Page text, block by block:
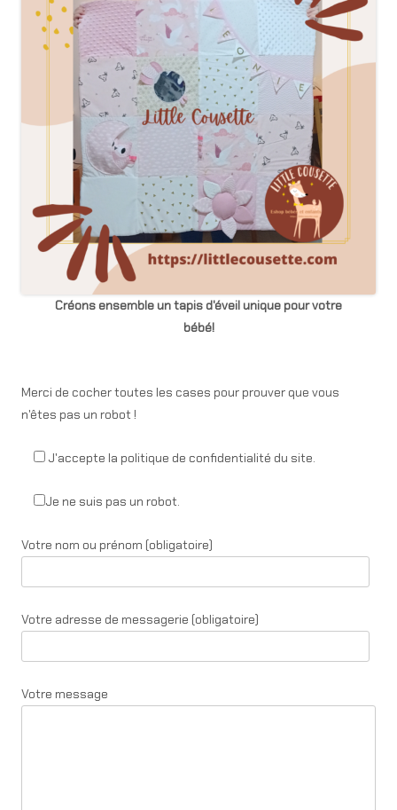
Créons ensemble un tapis d'éveil unique pour votre
bébé!
Merci de cocher toutes les cases pour prouver que vous
n'êtes pas un robot !
J'accepte la politique de confidentialité du site.
Je ne suis pas un robot.
Votre nom ou prénom (obligatoire)
Votre adresse de messagerie (obligatoire)
Votre message